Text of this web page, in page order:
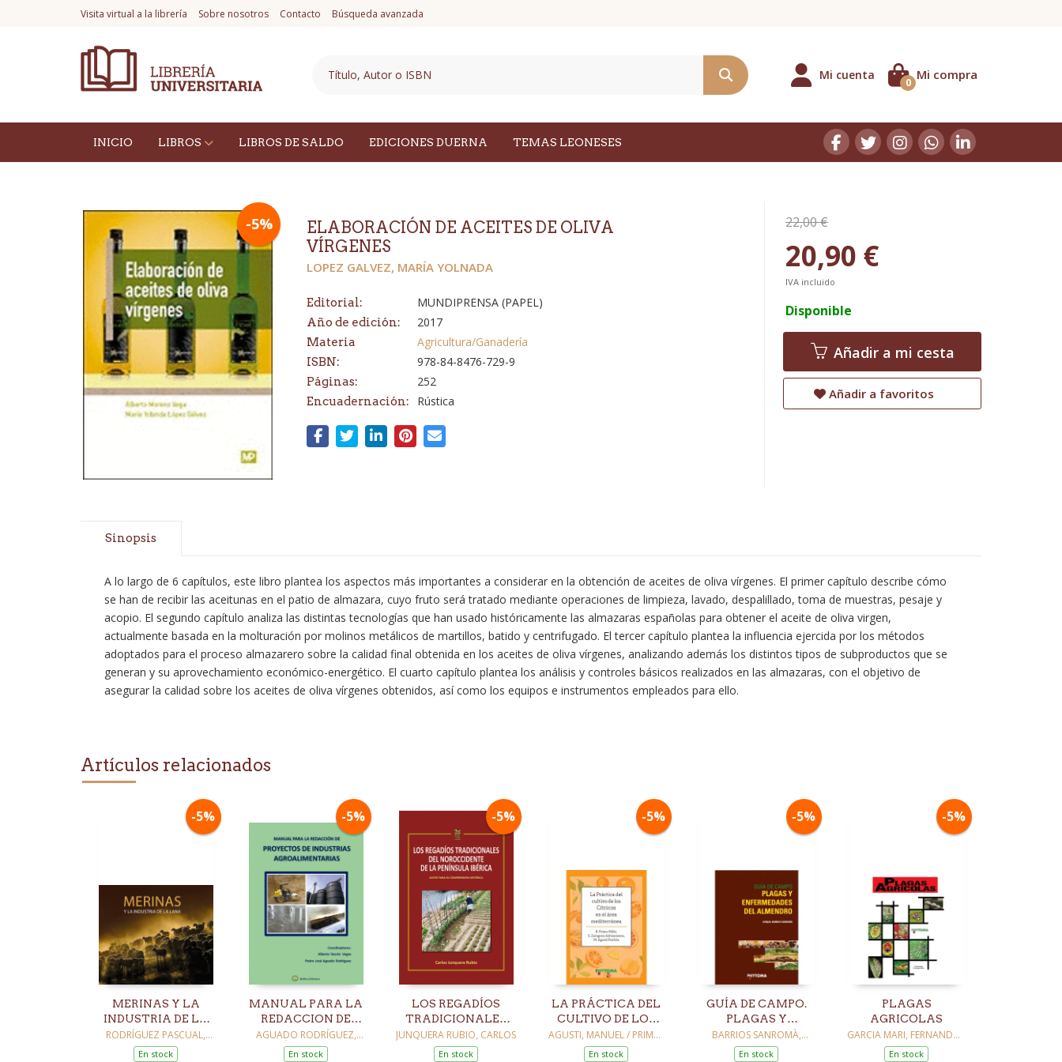
Visita virtual a la librería Sobre nosotros Contacto Búsqueda avanzada
Mi cuenta Mi compra
0
INICIO LIBROS LIBROS DE SALDO EDICIONES DUERNA TEMAS LEONESES
-5%
ELABORACIÓN DE ACEITES DE OLIVA
VÍRGENES
LOPEZ GALVEZ, MARÍA YOLNADA
Editorial: MUNDIPRENSA (PAPEL)
Año de edición: 2017
Materia Agricultura/Ganadería
ISBN: 978-84-8476-729-9
Páginas: 252
Encuadernación: Rústica
22,00 €
20,90 €
IVA incluido
Disponible
Añadir a mi cesta
Añadir a favoritos
Sinopsis
A lo largo de 6 capítulos, este libro plantea los aspectos más importantes a considerar en la obtención de aceites de oliva vírgenes. El primer capítulo describe cómo
se han de recibir las aceitunas en el patio de almazara, cuyo fruto será tratado mediante operaciones de limpieza, lavado, despalillado, toma de muestras, pesaje y
acopio. El segundo capítulo analiza las distintas tecnologías que han usado históricamente las almazaras españolas para obtener el aceite de oliva virgen,
actualmente basada en la molturación por molinos metálicos de martillos, batido y centrifugado. El tercer capítulo plantea la influencia ejercida por los métodos
adoptados para el proceso almazarero sobre la calidad final obtenida en los aceites de oliva vírgenes, analizando además los distintos tipos de subproductos que se
generan y su aprovechamiento económico-energético. El cuarto capítulo plantea los análisis y controles básicos realizados en las almazaras, con el objetivo de
asegurar la calidad sobre los aceites de oliva vírgenes obtenidos, así como los equipos e instrumentos empleados para ello.
Artículos relacionados
-5%
MERINAS Y LA
INDUSTRIA DE LA
LANA
RODRÍGUEZ PASCUAL,
MANUEL
En stock
-5%
MANUAL PARA LA
REDACCION DE
PROYECTOS DE
INDUSTRIAS
AGUADO RODRÍGUEZ,
PEDRÓ JOSÉ / ARBIZU
MILAGRO, JULIA / BAYONA
En stock
-5%
LOS REGADÍOS
TRADICIONALES
DEL
NOROCCIDENTE DE
JUNQUERA RUBIO, CARLOS
En stock
-5%
LA PRÁCTICA DEL
CULTIVO DE LOS
CÍTRICOS EN EL
ÁREA
AGUSTI, MANUEL / PRIMO,
EDUARDO / ZARAGOZA,
SALVADOR
En stock
-5%
GUÍA DE CAMPO.
PLAGAS Y
ENFERMEDADES
DEL ALMENDRO
BARRIOS SANROMÀ,
GONÇAL
En stock
-5%
PLAGAS
AGRICOLAS
GARCIA MARI, FERNANDO /
FERRAGUT PEREZ,
FRANCISCO
En stock